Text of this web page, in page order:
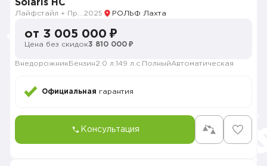
Solaris HC
2025 РОЛЬФ Лахта
от 3 005 000 ₽
Цена без скидок3 810 000 ₽
Внедорожник Бензин2.0 л. 149 л.с. ПолныйАвтоматическая
Официальная гарантия
Консультация